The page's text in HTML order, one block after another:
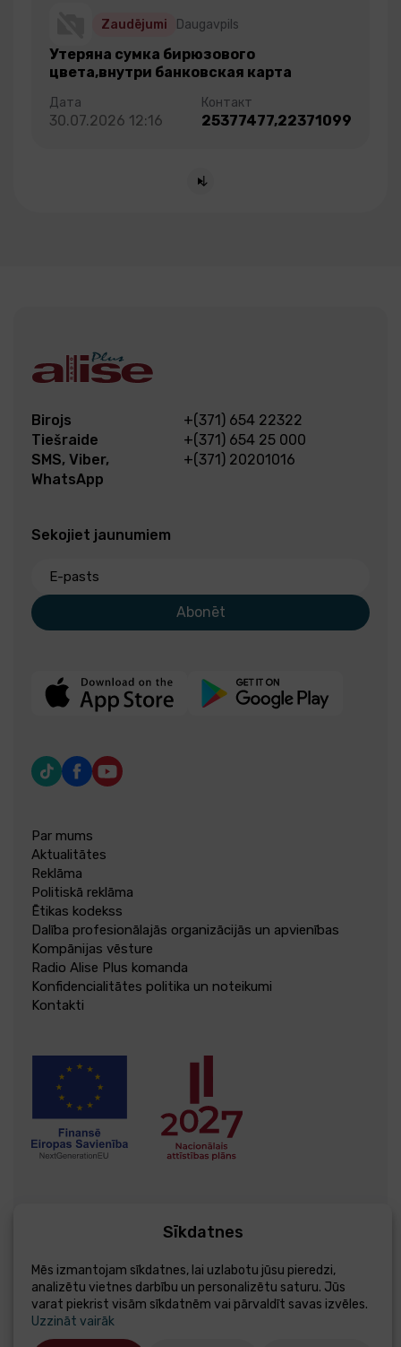
Zaudējumi Daugavpils
Утеряна сумка бирюзового
цвета,внутри банковская карта
30.07.2026 12:16 25377477,22371099
Birojs
+(371) 654 22322
Tiešraide
+(371) 654 25 000
SMS, Viber,
WhatsApp
+(371) 20201016
Sekojiet jaunumiem
E-pasts
Abonēt
Par mums
Aktualitātes
Reklāma
Politiskā reklāma
Ētikas kodekss
Dalība profesionālajās organizācijās un apvienības
Kompānijas vēsture
Radio Alise Plus komanda
Konfidencialitātes politika un noteikumi
Kontakti
© 2004 - 2026 Alise Plus
Izstrādāts - Esteriol
Sīkdatnes
Mēs izmantojam sīkdatnes, lai uzlabotu jūsu pieredzi,
analizētu vietnes darbību un personalizētu saturu. Jūs
varat piekrist visām sīkdatnēm vai pārvaldīt savas izvēles.
Uzzināt vairāk